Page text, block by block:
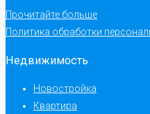
Прочитайте больше
Политика обработки
Недвижимость
Новостройка
Квартира